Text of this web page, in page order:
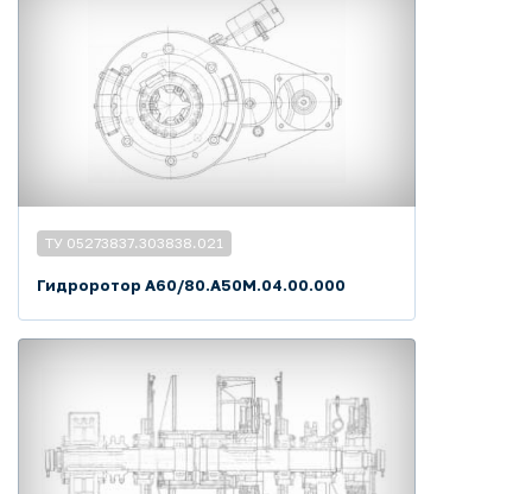
ТУ 05273837.303838.021
Гидроротор А60/80.А50М.04.00.000